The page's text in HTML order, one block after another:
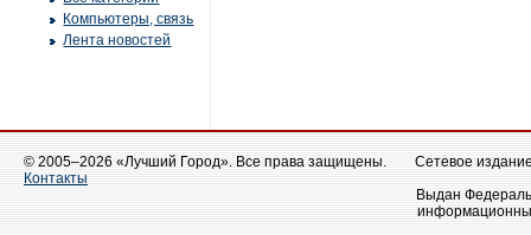
Компьютеры, связь
Лента новостей
© 2005–2026 «Лучший Город». Все права защищены.
Контакты
Сетевое
Выдан